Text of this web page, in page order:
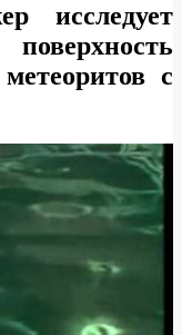
исследует
с